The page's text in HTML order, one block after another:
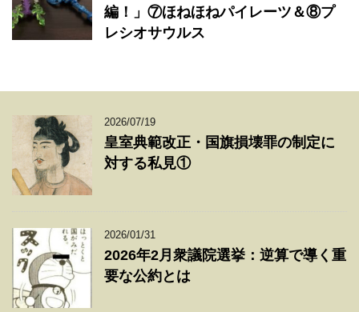
編！」⑦ほねほねパイレーツ＆⑧プ
レシオサウルス
2026/07/19
皇室典範改正・国旗損壊罪の制定に
対する私見①
2026/01/31
2026年2月衆議院選挙：逆算で導く重
要な公約とは